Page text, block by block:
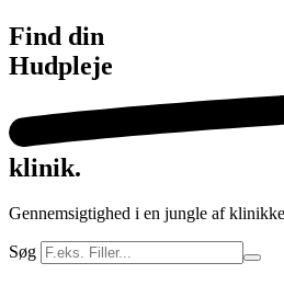
Find din
Botox
klinik.
Gennemsigtighed i en jungle af
Søg